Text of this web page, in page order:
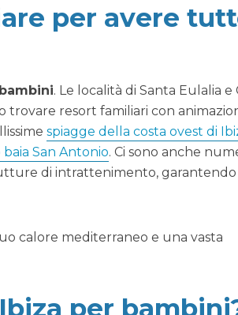
per avere
. Le località di Santa Eulalia e
trovare resort familiari con
spiagge della costa ovest di
San Antonio. Ci sono anche
di intrattenimento, garantendo
calore mediterraneo e una vasta
per